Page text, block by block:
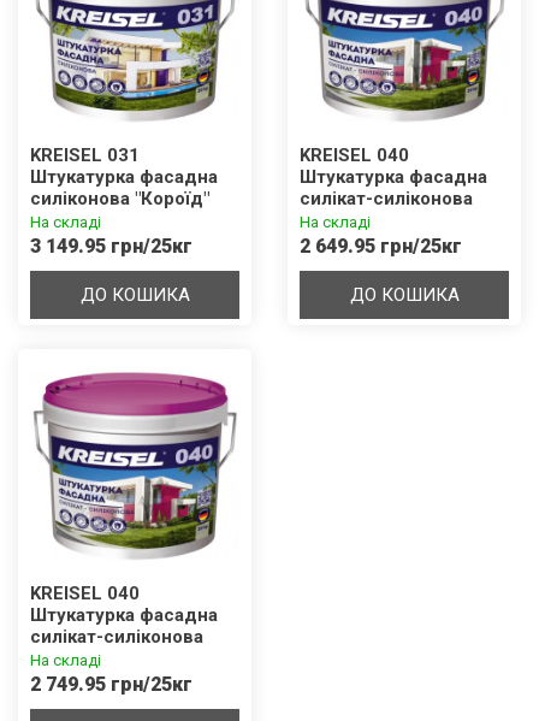
KREISEL 031
Штукатурка фасадна
cиліконова "Короїд"
1,5 / 2,0 / 3,0 мм База В
На складі
3 149.95 грн/25кг
ДО КОШИКА
KREISEL 040
Штукатурка фасадна
силікат-cиліконова
"Баранець" 1,5 / 2,0 /
3,0 мм База D
На складі
2 649.95 грн/25кг
ДО КОШИКА
KREISEL 040
Штукатурка фасадна
силікат-cиліконова
"Баранець" 1,5 / 2,0 /
3,0 мм База В
На складі
2 749.95 грн/25кг